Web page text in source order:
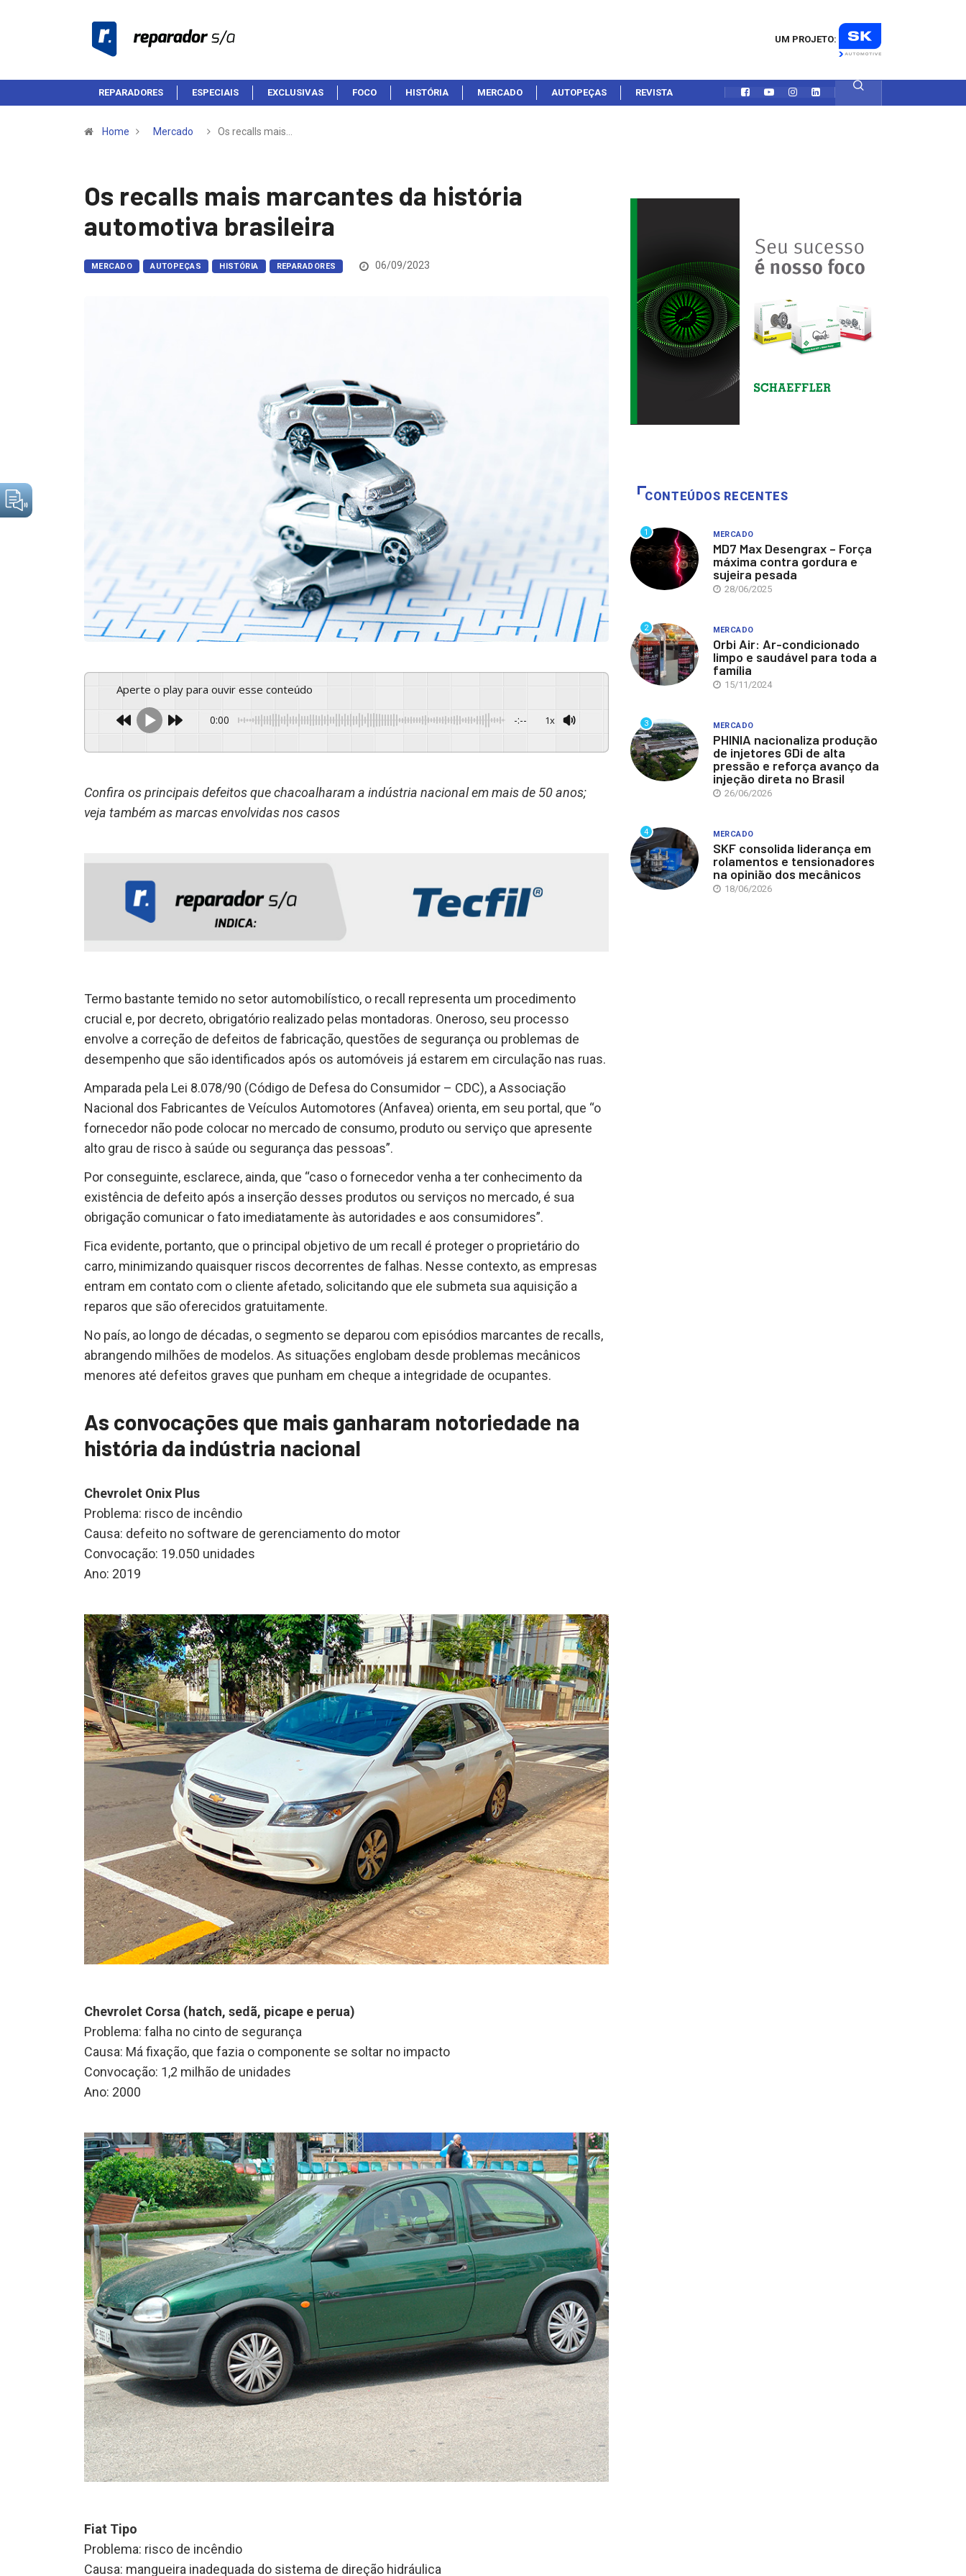
UM PROJETO:
REPARADORES ESPECIAIS EXCLUSIVAS FOCO HISTÓRIA MERCADO AUTOPEÇAS REVISTA
Home Mercado Os recalls mais…
Os recalls mais marcantes da história
automotiva brasileira
MERCADO AUTOPEÇAS HISTÓRIA REPARADORES 06/09/2023
Aperte o play para ouvir esse conteúdo
0:00 -:-- 1x
Confira os principais defeitos que chacoalharam a indústria nacional em mais de 50 anos;
veja também as marcas envolvidas nos casos
Termo bastante temido no setor automobilístico, o recall representa um procedimento
crucial e, por decreto, obrigatório realizado pelas montadoras. Oneroso, seu processo
envolve a correção de defeitos de fabricação, questões de segurança ou problemas de
desempenho que são identificados após os automóveis já estarem em circulação nas ruas.
Amparada pela Lei 8.078/90 (Código de Defesa do Consumidor – CDC), a Associação
Nacional dos Fabricantes de Veículos Automotores (Anfavea) orienta, em seu portal, que “o
fornecedor não pode colocar no mercado de consumo, produto ou serviço que apresente
alto grau de risco à saúde ou segurança das pessoas”.
Por conseguinte, esclarece, ainda, que “caso o fornecedor venha a ter conhecimento da
existência de defeito após a inserção desses produtos ou serviços no mercado, é sua
obrigação comunicar o fato imediatamente às autoridades e aos consumidores”.
Fica evidente, portanto, que o principal objetivo de um recall é proteger o proprietário do
carro, minimizando quaisquer riscos decorrentes de falhas. Nesse contexto, as empresas
entram em contato com o cliente afetado, solicitando que ele submeta sua aquisição a
reparos que são oferecidos gratuitamente.
No país, ao longo de décadas, o segmento se deparou com episódios marcantes de recalls,
abrangendo milhões de modelos. As situações englobam desde problemas mecânicos
menores até defeitos graves que punham em cheque a integridade de ocupantes.
As convocações que mais ganharam notoriedade na
história da indústria nacional
Chevrolet Onix Plus
Problema: risco de incêndio
Causa: defeito no software de gerenciamento do motor
Convocação: 19.050 unidades
Ano: 2019
Chevrolet Corsa (hatch, sedã, picape e perua)
Problema: falha no cinto de segurança
Causa: Má fixação, que fazia o componente se soltar no impacto
Convocação: 1,2 milhão de unidades
Ano: 2000
Fiat Tipo
Problema: risco de incêndio
Causa: mangueira inadequada do sistema de direção hidráulica
CONTEÚDOS RECENTES
1 MERCADO
MD7 Max Desengrax – Força
máxima contra gordura e
sujeira pesada
28/06/2025
2 MERCADO
Orbi Air: Ar-condicionado
limpo e saudável para toda a
família
15/11/2024
3 MERCADO
PHINIA nacionaliza produção
de injetores GDi de alta
pressão e reforça avanço da
injeção direta no Brasil
26/06/2026
4 MERCADO
SKF consolida liderança em
rolamentos e tensionadores
na opinião dos mecânicos
18/06/2026